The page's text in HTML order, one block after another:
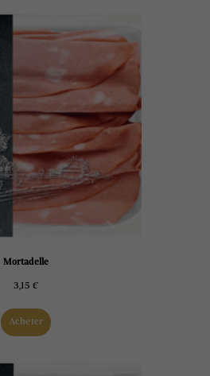
Mortadelle
3,15 €
Acheter